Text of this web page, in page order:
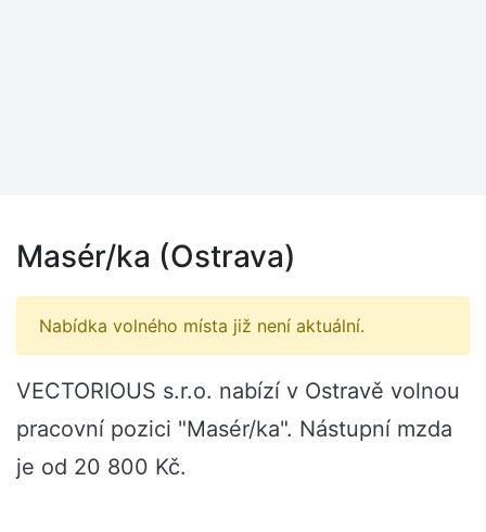
Masér/ka (Ostrava)
Nabídka volného místa již není aktuální.
VECTORIOUS s.r.o. nabízí v Ostravě volnou
pracovní pozici "Masér/ka". Nástupní mzda
je od 20 800 Kč.